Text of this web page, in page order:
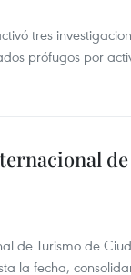
tres
prófugos por
de Turismo de
la fecha,